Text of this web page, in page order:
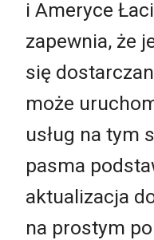
i Ameryce
zapewnia, że
się
może
usług na tym
pasma
aktualizacja
na prostym